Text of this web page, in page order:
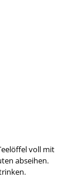
voll mit
abseihen.